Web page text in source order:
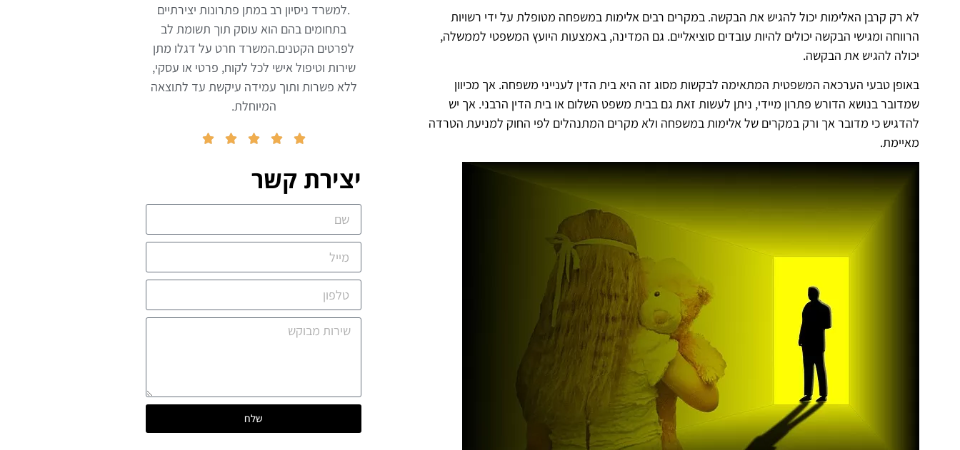
לא רק קרבן האלימות יכול להגיש את הבקשה. במקרים רבים אלימות במשפחה מטופלת על ידי רשויות
הרווחה ומגישי הבקשה יכולים להיות עובדים סוציאליים. גם המדינה, באמצעות היועץ המשפטי לממשלה,
יכולה להגיש את הבקשה.
באופן טבעי הערכאה המשפטית המתאימה לבקשות מסוג זה היא בית הדין לענייני משפחה. אך מכיוון
שמדובר בנושא הדורש פתרון מיידי, ניתן לעשות זאת גם בבית משפט השלום או בית הדין הרבני. אך יש
להדגיש כי מדובר אך ורק במקרים של אלימות במשפחה ולא מקרים המתנהלים לפי החוק למניעת הטרדה
מאיימת.
.למשרד ניסיון רב במתן פתרונות יצירתיים
בתחומים בהם הוא עוסק תוך תשומת לב
לפרטים הקטנים.המשרד חרט על דגלו מתן
שירות וטיפול אישי לכל לקוח, פרטי או עסקי,
ללא פשרות ותוך עמידה עיקשת עד לתוצאה
המיוחלת.





יצירת קשר
שלח